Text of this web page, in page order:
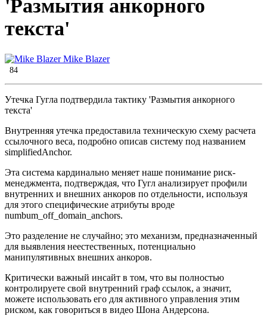
'Размытия анкорного
текста'
Mike Blazer
84
Утечка Гугла подтвердила тактику 'Размытия анкорного
текста'
Внутренняя утечка предоставила техническую схему расчета
ссылочного веса, подробно описав систему под названием
simplifiedAnchor.
Эта система кардинально меняет наше понимание риск-
менеджмента, подтверждая, что Гугл анализирует профили
внутренних и внешних анкоров по отдельности, используя
для этого специфические атрибуты вроде
numbum_off_domain_anchors.
Это разделение не случайно; это механизм, предназначенный
для выявления неестественных, потенциально
манипулятивных внешних анкоров.
Критически важный инсайт в том, что вы полностью
контролируете свой внутренний граф ссылок, а значит,
можете использовать его для активного управления этим
риском, как говориться в видео Шона Андерсона.